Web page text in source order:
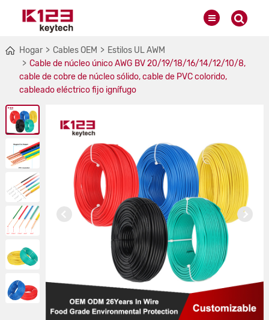
Hogar Cables OEM
Estilos UL AWM
Cable de núcleo único AWG BV 20/19/18/16/14/12/10/8,
cable de cobre de núcleo sólido, cable de PVC colorido,
cableado eléctrico fijo ignífugo